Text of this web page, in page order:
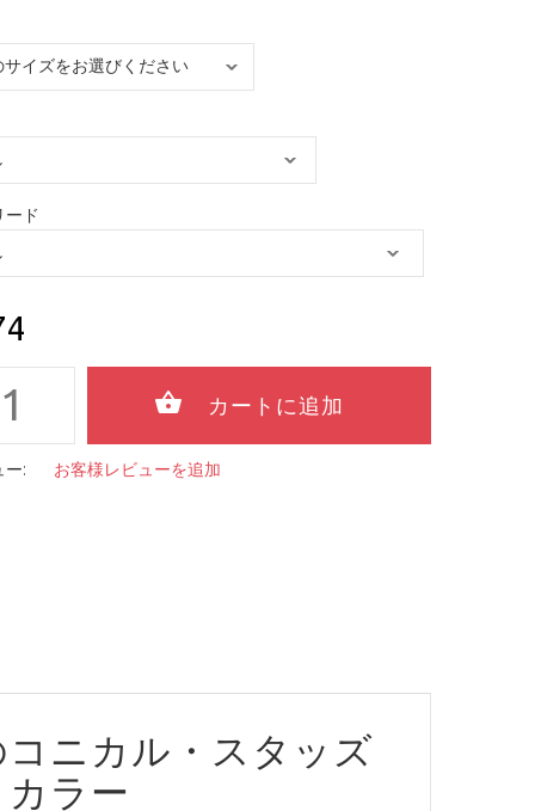
ード
ー: お客様レビューを追加
ニカル・スタッズ
ラー